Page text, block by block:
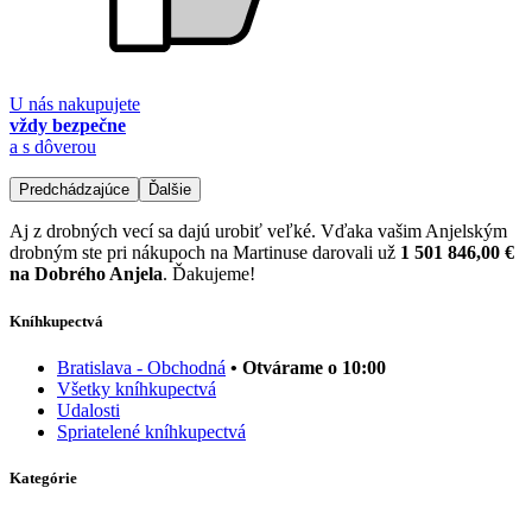
U nás nakupujete
vždy bezpečne
a s dôverou
Predchádzajúce Ďalšie
Aj z drobných vecí sa dajú urobiť veľké. Vďaka vašim Anjelským
drobným ste pri nákupoch na Martinuse darovali už 1 501 846,00 €
na Dobrého Anjela. Ďakujeme!
Kníhkupectvá
Bratislava - Obchodná • Otvárame o 10:00
Všetky kníhkupectvá
Udalosti
Spriatelené kníhkupectvá
Kategórie